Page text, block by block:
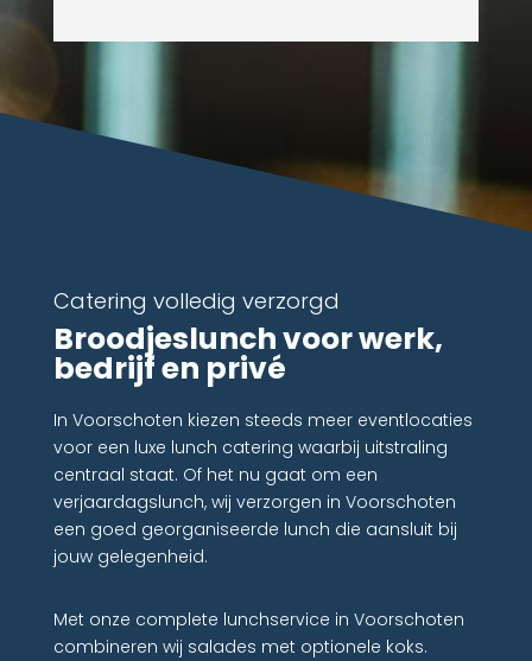
Catering volledig verzorgd
Broodjeslunch voor werk,
bedrijf en privé
In Voorschoten kiezen steeds meer eventlocaties
voor een luxe lunch catering waarbij uitstraling
centraal staat. Of het nu gaat om een
verjaardagslunch, wij verzorgen in Voorschoten
een goed georganiseerde lunch die aansluit bij
jouw gelegenheid.
Met onze complete lunchservice in Voorschoten
combineren wij salades met optionele koks.